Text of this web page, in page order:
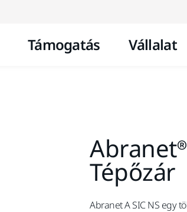
Támogatás Vállalat
Tépőzár
Abranet A SIC NS egy